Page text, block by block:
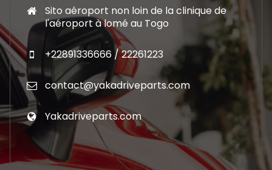
Sito aéroport non loin de la clinique de
l'aéroport à lomé au Togo
+22891336666 / 22261223
contact@yakadriveparts.com
Yakadriveparts.com